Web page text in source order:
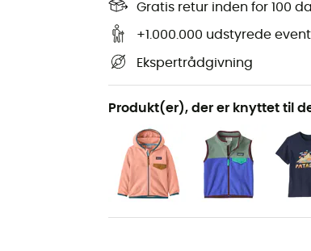
Gratis retur inden for 100
+1.000.000 udstyrede
Ekspertrådgivning
Produkt(er), der er knyttet til